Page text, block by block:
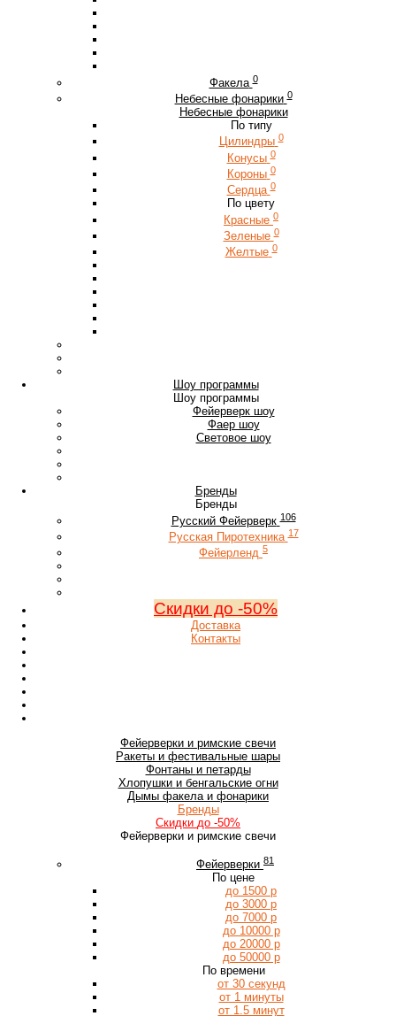
Факела 0
Небесные фонарики 0
Небесные фонарики
По типу
Цилиндры 0
Конусы 0
Короны 0
Сердца 0
По цвету
Красные 0
Зеленые 0
Желтые 0
Шоу программы
Шоу программы
Фейерверк шоу
Фаер шоу
Световое шоу
Бренды
Бренды
Русский Фейерверк 106
Русская Пиротехника 17
Фейерленд 5
Скидки до -50%
Доставка
Контакты
Фейерверки и римские свечи
Ракеты и фестивальные шары
Фонтаны и петарды
Хлопушки и бенгальские огни
Дымы факела и фонарики
Бренды
Скидки до -50%
Фейерверки и римские свечи
Фейерверки 81
По цене
до 1500 р
до 3000 р
до 7000 р
до 10000 р
до 20000 р
до 50000 р
По времени
от 30 секунд
от 1 минуты
от 1.5 минут